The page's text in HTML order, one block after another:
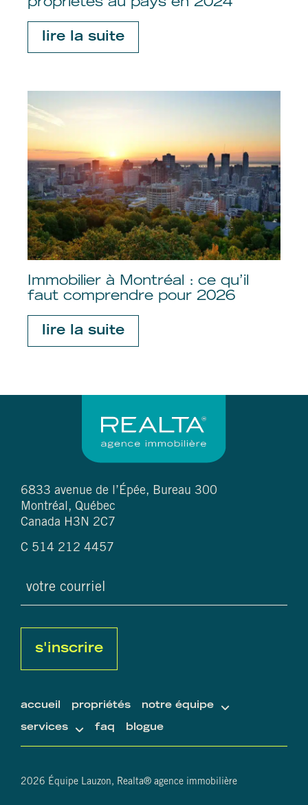
propriétés au pays en 2024
lire la suite
Immobilier à Montréal : ce qu’il
faut comprendre pour 2026
lire la suite
6833 avenue de l’Épée, Bureau 300
Montréal, Québec
Canada H3N 2C7
C 514 212 4457
courriel
accueil propriétés notre équipe
services faq blogue
2026 Équipe Lauzon, Realta® agence immobilière